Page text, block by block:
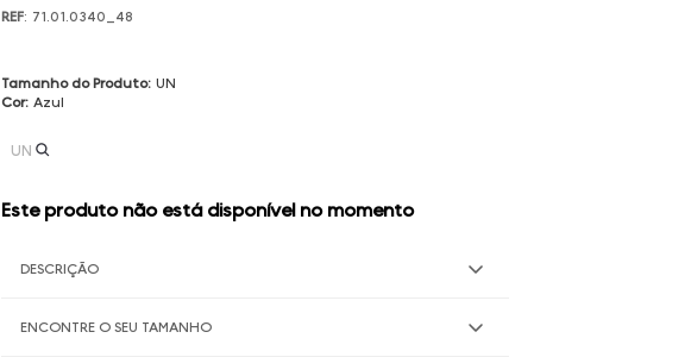
REF: 71.01.0340_48
Tamanho do Produto: UN
Cor: Azul
UN
Este produto não está disponível no momento
DESCRIÇÃO
ENCONTRE O SEU TAMANHO